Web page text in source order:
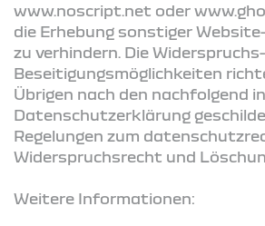
www.noscript.net oder
die Erhebung sonstiger
zu verhindern. Die
Beseitigungsmöglichkeiten
Übrigen nach den nachfolgend
Datenschutzerklärung
Regelungen zum
Widerspruchsrecht und
Weitere Informationen: